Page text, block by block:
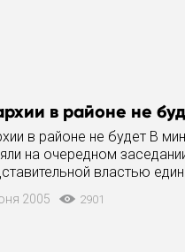
в районе не
в районе не будет В
на очередном
властью
Сергей
2005 2901